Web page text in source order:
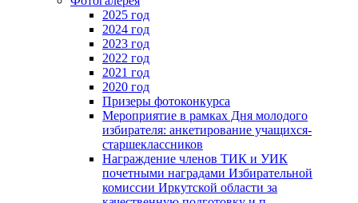
2025 год
2024 год
2023 год
2022 год
2021 год
2020 год
Призеры фотоконкурса
Мероприятие в рамках Дня молодого
избирателя: анкетирование учащихся-
старшеклассников
Награждение членов ТИК и УИК
почетными наградами Избирательной
комиссии Иркутской области за